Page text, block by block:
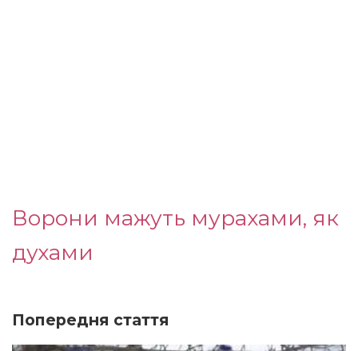
Ворони мажуть мурахами, як
духами
Попередня стаття